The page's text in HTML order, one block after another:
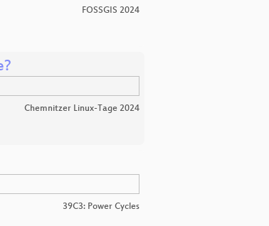
FOSSGIS 2024
Chemnitzer Linux-Tage 2024
39C3: Power Cycles